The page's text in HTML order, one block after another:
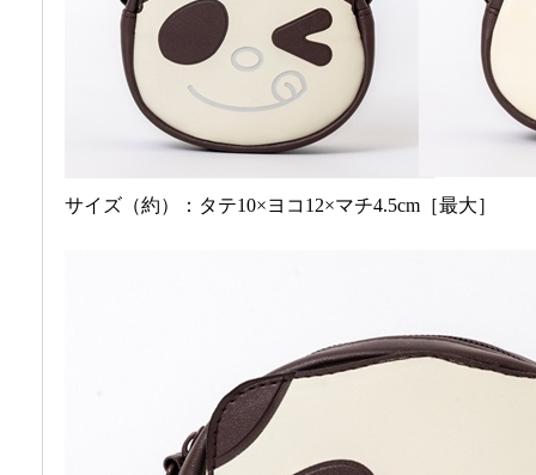
サイズ（約）：タテ10×ヨコ12×マチ4.5cm［最大］